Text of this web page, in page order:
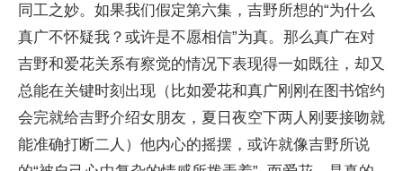
同工之妙。如果我们假定第六集，吉野所想的“为什么
真广不怀疑我？或许是不愿相信”为真。那么真广在对
吉野和爱花关系有察觉的情况下表现得一如既往，却又
总能在关键时刻出现（比如爱花和真广刚刚在图书馆约
会完就给吉野介绍女朋友，夏日夜空下两人刚要接吻就
能准确打断二人）他内心的摇摆，或许就像吉野所说